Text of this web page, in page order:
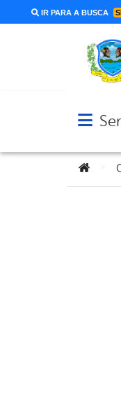
IR PARA A BUSCA
Abrir
Você